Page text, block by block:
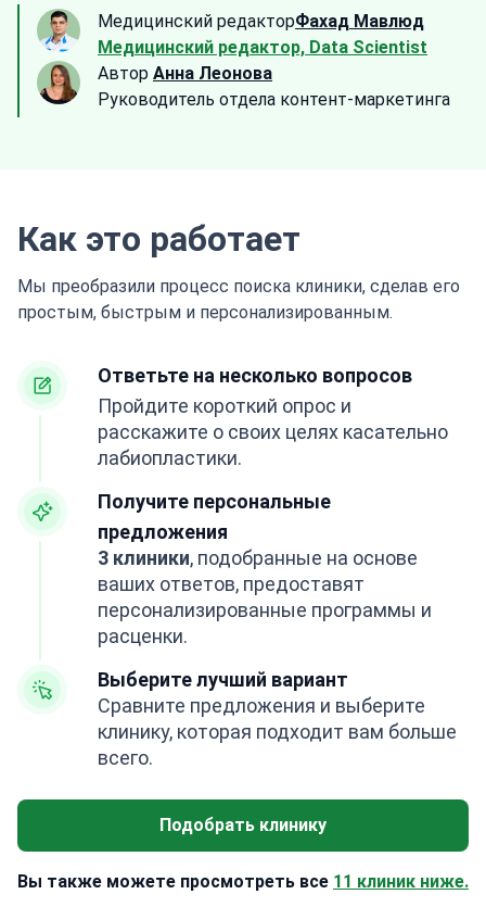
Медицинский редакторФахад Мавлюд
Медицинский редактор, Data Scientist
Автор Анна Леонова
Руководитель отдела контент-маркетинга
Как это работает
Мы преобразили процесс поиска клиники, сделав его
простым, быстрым и персонализированным.
Ответьте на несколько вопросов
Пройдите короткий опрос и
расскажите о своих целях касательно
лабиопластики.
Получите персональные
предложения
3 клиники, подобранные на основе
ваших ответов, предоставят
персонализированные программы и
расценки.
Выберите лучший вариант
Сравните предложения и выберите
клинику, которая подходит вам больше
всего.
Подобрать клинику
Вы также можете просмотреть все 11 клиник ниже.